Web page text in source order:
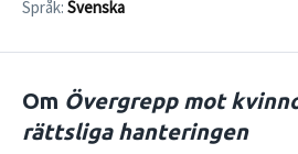
Språk: Svenska
Om Övergrepp mot
rättsliga hanteringen